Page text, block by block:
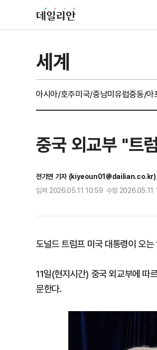
세계
아시아/호주미국/중남미유럽중동/아
중국 외교부 "트
전기연 기자 (kiyeoun01@dailian.co.kr)
입력 2026.05.11 10:59 수정 2026.05.11
도널드 트럼프 미국 대통령이 오
11일(현지시간) 중국 외교부에 따
문한다.